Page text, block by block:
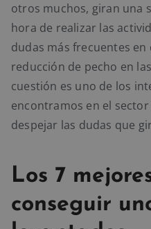
otros muchos, giran una
hora de realizar las
dudas más frecuentes
reducción de pecho en
cuestión es uno de los
encontramos en el
despejar las dudas que
Los 7
conseguir